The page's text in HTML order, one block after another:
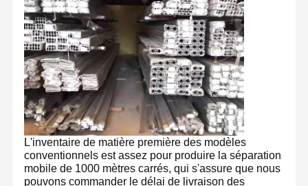
L'inventaire de matière première des modèles
conventionnels est assez pour produire la séparation
mobile de 1000 mètres carrés, qui s'assure que nous
pouvons commander le délai de livraison des